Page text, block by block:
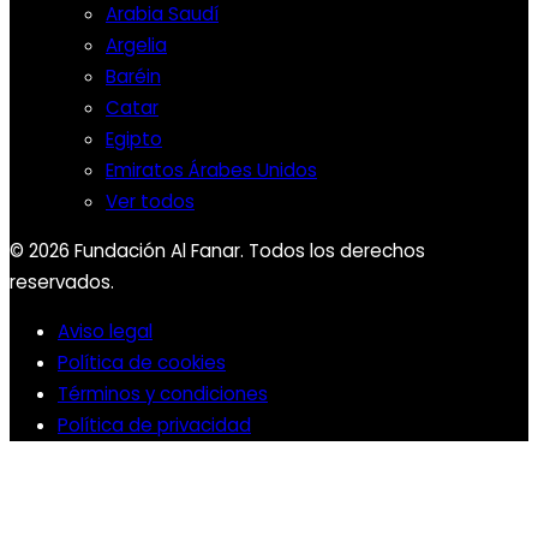
Arabia Saudí
Argelia
Baréin
Catar
Egipto
Emiratos Árabes Unidos
Ver todos
© 2026 Fundación Al Fanar. Todos los derechos
reservados.
Aviso legal
Política de cookies
Términos y condiciones
Política de privacidad